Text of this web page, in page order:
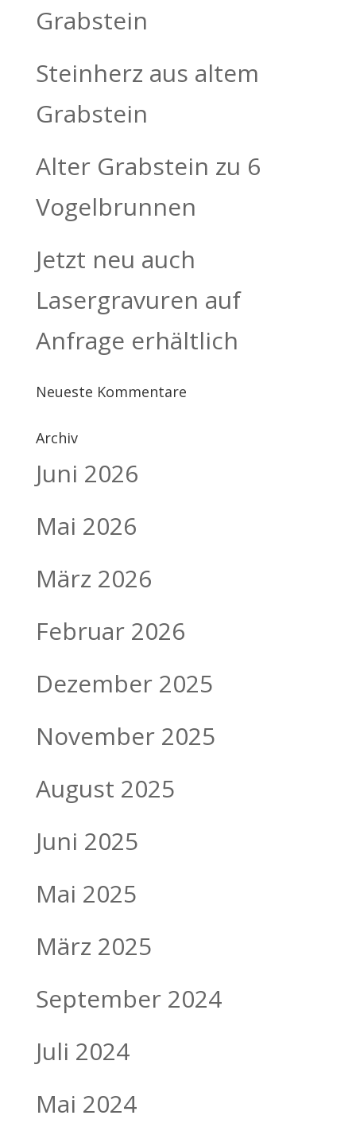
Grabstein
Steinherz aus altem
Grabstein
Alter Grabstein zu 6
Vogelbrunnen
Jetzt neu auch
Lasergravuren auf
Anfrage erhältlich
Neueste Kommentare
Archiv
Juni 2026
Mai 2026
März 2026
Februar 2026
Dezember 2025
November 2025
August 2025
Juni 2025
Mai 2025
März 2025
September 2024
Juli 2024
Mai 2024